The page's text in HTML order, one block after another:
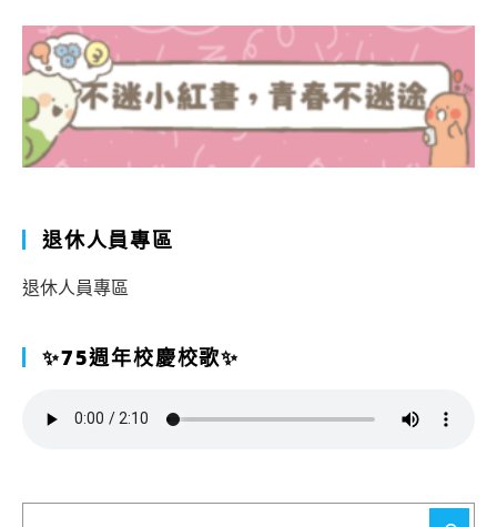
退休人員專區
退休人員專區
✨75週年校慶校歌✨